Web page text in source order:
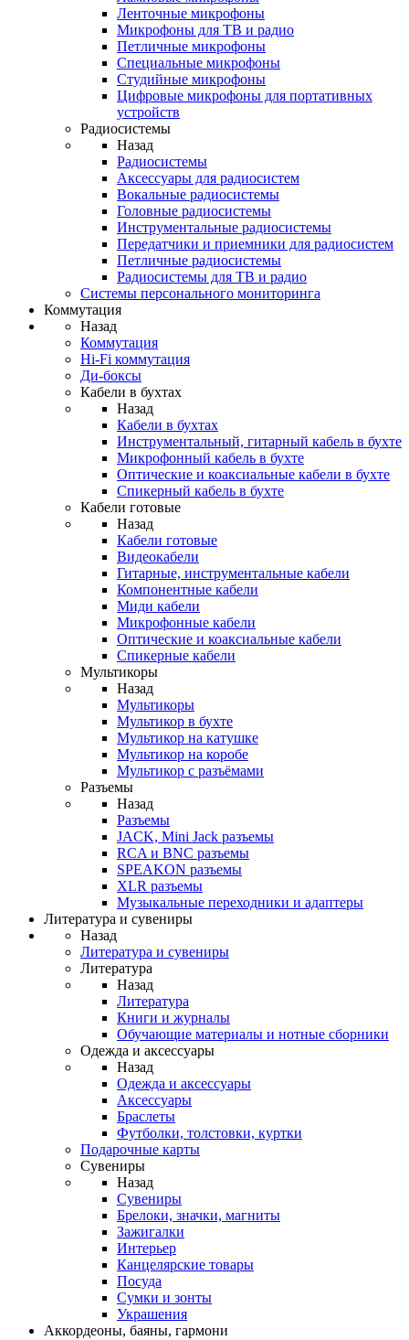
Ленточные микрофоны
Микрофоны для ТВ и радио
Петличные микрофоны
Специальные микрофоны
Студийные микрофоны
Цифровые микрофоны для портативных
устройств
Радиосистемы
Назад
Радиосистемы
Аксессуары для радиосистем
Вокальные радиосистемы
Головные радиосистемы
Инструментальные радиосистемы
Передатчики и приемники для радиосистем
Петличные радиосистемы
Радиосистемы для ТВ и радио
Системы персонального мониторинга
Коммутация
Назад
Коммутация
Hi-Fi коммутация
Ди-боксы
Кабели в бухтах
Назад
Кабели в бухтах
Инструментальный, гитарный кабель в бухте
Микрофонный кабель в бухте
Оптические и коаксиальные кабели в бухте
Спикерный кабель в бухте
Кабели готовые
Назад
Кабели готовые
Видеокабели
Гитарные, инструментальные кабели
Компонентные кабели
Миди кабели
Микрофонные кабели
Оптические и коаксиальные кабели
Спикерные кабели
Мультикоры
Назад
Мультикоры
Мультикор в бухте
Мультикор на катушке
Мультикор на коробе
Мультикор с разъёмами
Разъемы
Назад
Разъемы
JACK, Mini Jack разъемы
RCA и BNC разъемы
SPEAKON разъемы
XLR разъемы
Музыкальные переходники и адаптеры
Литература и сувениры
Назад
Литература и сувениры
Литература
Назад
Литература
Книги и журналы
Обучающие материалы и нотные сборники
Одежда и аксессуары
Назад
Одежда и аксессуары
Аксессуары
Браслеты
Футболки, толстовки, куртки
Подарочные карты
Сувениры
Назад
Сувениры
Брелоки, значки, магниты
Зажигалки
Интерьер
Канцелярские товары
Посуда
Сумки и зонты
Украшения
Аккордеоны, баяны, гармони